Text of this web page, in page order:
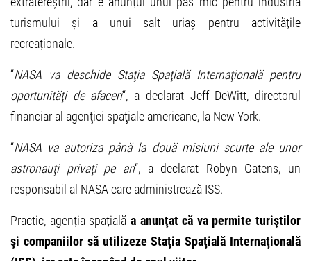
turismului și a unui salt uriaș pentru activitățile
recreaționale.
“NASA va deschide Staţia Spaţială Internaţională pentru
oportunităţi de afaceri“, a declarat Jeff DeWitt, directorul
financiar al agenţiei spaţiale americane, la New York.
“NASA va autoriza până la două misiuni scurte ale unor
astronauţi privaţi pe an“, a declarat Robyn Gatens, un
responsabil al NASA care administrează ISS.
Practic, agenția spațială a anunţat că va permite turiştilor
şi companiilor să utilizeze Staţia Spaţială Internaţională